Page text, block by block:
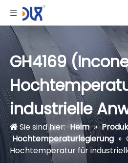
GH4169
industrielle
Sie sind hier: Heim »
Hochtemperaturlegierung »
Hochtemperatur für